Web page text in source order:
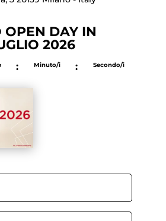
OPEN DAY IN
2026
: Minuto/i : Secondo/i